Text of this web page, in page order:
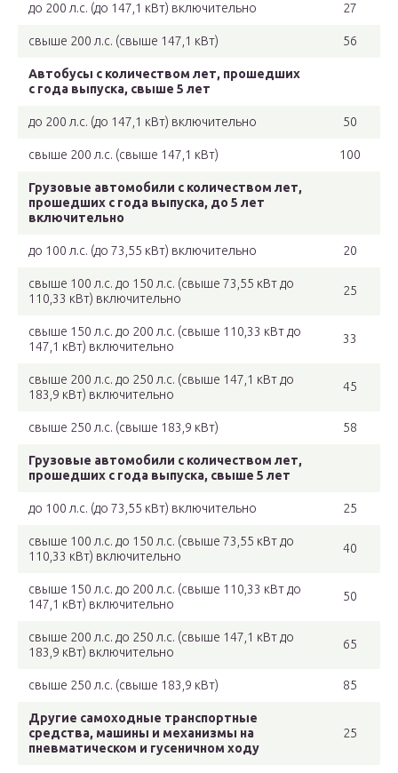
до 200 л.с. (до 147,1 кВт) включительно 27
свыше 200 л.с. (свыше 147,1 кВт) 56
Автобусы с количеством лет, прошедших
с года выпуска, свыше 5 лет
до 200 л.с. (до 147,1 кВт) включительно 50
свыше 200 л.с. (свыше 147,1 кВт) 100
Грузовые автомобили с количеством лет,
прошедших с года выпуска, до 5 лет
включительно
до 100 л.с. (до 73,55 кВт) включительно 20
свыше 100 л.с. до 150 л.с. (свыше 73,55 кВт до
110,33 кВт) включительно
25
свыше 150 л.с. до 200 л.с. (свыше 110,33 кВт до
147,1 кВт) включительно
33
свыше 200 л.с. до 250 л.с. (свыше 147,1 кВт до
183,9 кВт) включительно
45
свыше 250 л.с. (свыше 183,9 кВт) 58
Грузовые автомобили с количеством лет,
прошедших с года выпуска, свыше 5 лет
до 100 л.с. (до 73,55 кВт) включительно 25
свыше 100 л.с. до 150 л.с. (свыше 73,55 кВт до
110,33 кВт) включительно
40
свыше 150 л.с. до 200 л.с. (свыше 110,33 кВт до
147,1 кВт) включительно
50
свыше 200 л.с. до 250 л.с. (свыше 147,1 кВт до
183,9 кВт) включительно
65
свыше 250 л.с. (свыше 183,9 кВт) 85
Другие самоходные транспортные
средства, машины и механизмы на
пневматическом и гусеничном ходу
25